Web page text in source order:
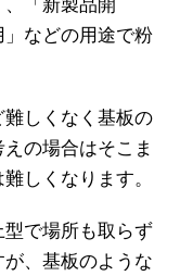
「新製品開
などの用途で粉
しくなく基板の
の場合はそこま
しくなります。
で場所も取らず
、基板のような